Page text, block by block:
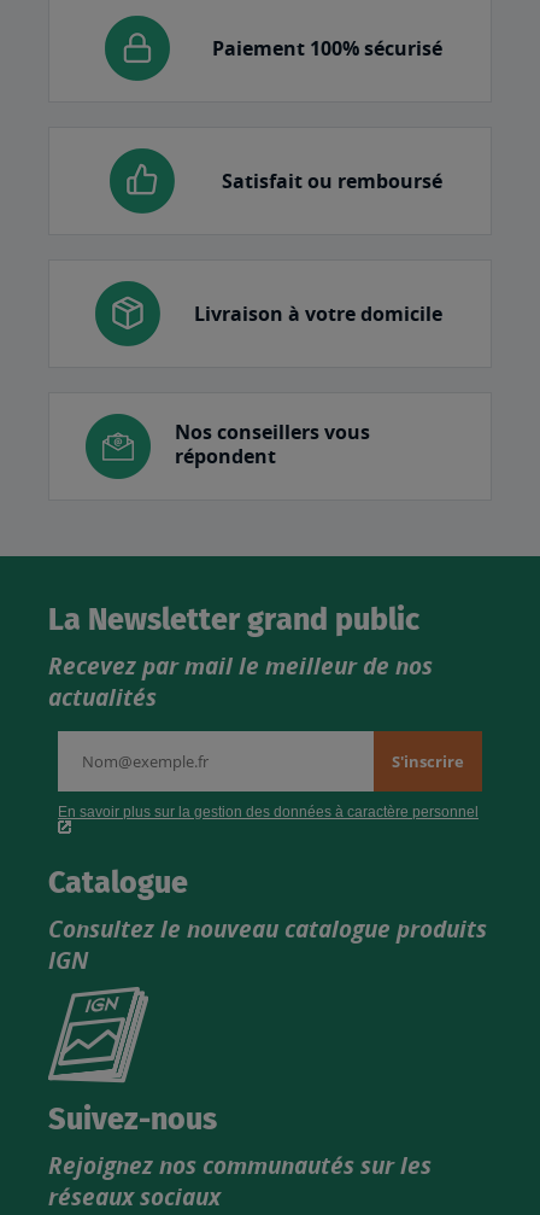
Paiement 100% sécurisé
Satisfait ou remboursé
Livraison à votre domicile
Nos conseillers vous
répondent
La Newsletter grand public
Recevez par mail le meilleur de nos
actualités
Catalogue
Consultez le nouveau catalogue produits
IGN
Consultez
catalogue
Suivez-nous
Rejoignez nos communautés sur les
réseaux sociaux